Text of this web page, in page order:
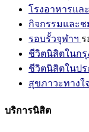
โรงอาหารแล
กิจกรรมและช
รอบรั้วจุฬาฯ ร
ชีวิตนิสิตในกรุ
ชีวิตนิสิตในปร
สุขภาวะทางใ
บริการนิสิต